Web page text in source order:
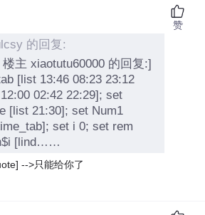
的回复:
主 xiaotutu60000 的回复:]
[list 13:46 08:23 23:12
02:42 22:29]; set
21:30]; set Num1
set i 0; set rem
Lin$i [lind……
-->只能给你了
赞